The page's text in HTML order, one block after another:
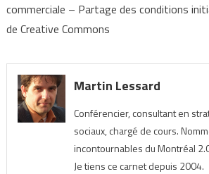
commerciale – Partage des conditions
de Creative Commons
Martin Lessard
Conférencier, consultant en
sociaux, chargé de cours.
incontournables du Montréal
Je tiens ce carnet depuis 2004.